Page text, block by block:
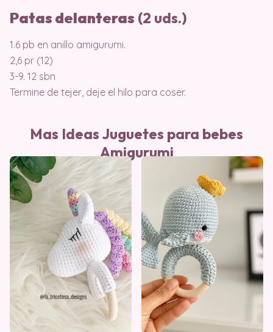
Patas delanteras (2 uds.)
1.6 pb en anillo amigurumi.
2,6 pr (12)
3-9. 12 sbn
Termine de tejer, deje el hilo para coser.
Mas Ideas Juguetes para bebes
Amigurumi